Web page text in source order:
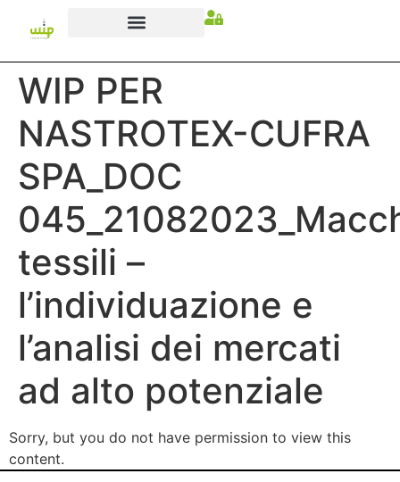
WIP PER
NASTROTEX-CUFRA
SPA_DOC
tessili –
l’individuazione e
l’analisi dei mercati
ad alto potenziale
Sorry, but you do not have permission to view this
content.